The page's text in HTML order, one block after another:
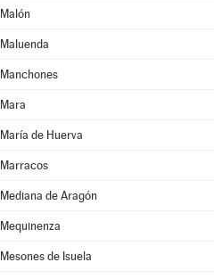
Malón
Maluenda
Manchones
Mara
María de Huerva
Marracos
Mediana de Aragón
Mequinenza
Mesones de Isuela